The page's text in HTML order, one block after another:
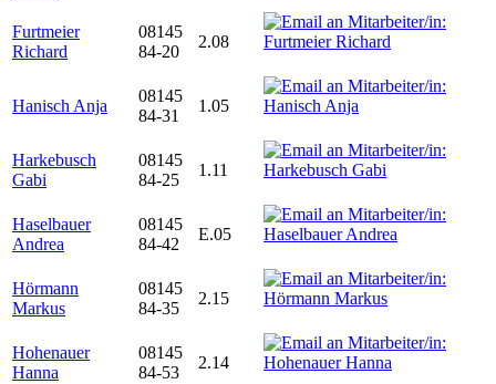
Furtmeier
Richard
08145
84-20
2.08
Hanisch Anja
08145
84-31
1.05
Harkebusch
Gabi
08145
84-25
1.11
Haselbauer
Andrea
08145
84-42
E.05
Hörmann
Markus
08145
84-35
2.15
Hohenauer
Hanna
08145
84-53
2.14